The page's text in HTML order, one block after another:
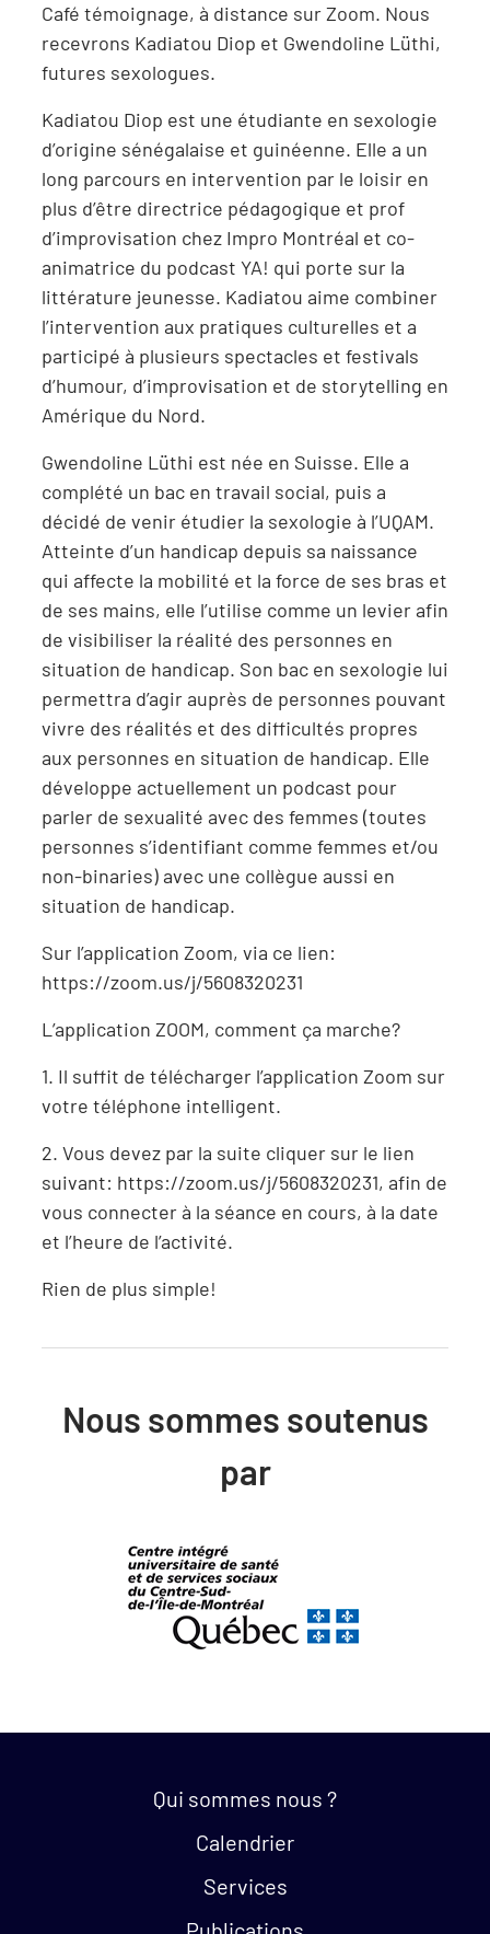
Café témoignage, à distance sur Zoom. Nous
recevrons Kadiatou Diop et Gwendoline Lüthi,
futures sexologues.
Kadiatou Diop est une étudiante en sexologie
d’origine sénégalaise et guinéenne. Elle a un
long parcours en intervention par le loisir en
plus d’être directrice pédagogique et prof
d’improvisation chez Impro Montréal et co-
animatrice du podcast YA! qui porte sur la
littérature jeunesse. Kadiatou aime combiner
l’intervention aux pratiques culturelles et a
participé à plusieurs spectacles et festivals
d’humour, d’improvisation et de storytelling en
Amérique du Nord.
Gwendoline Lüthi est née en Suisse. Elle a
complété un bac en travail social, puis a
décidé de venir étudier la sexologie à l’UQAM.
Atteinte d’un handicap depuis sa naissance
qui affecte la mobilité et la force de ses bras et
de ses mains, elle l’utilise comme un levier afin
de visibiliser la réalité des personnes en
situation de handicap. Son bac en sexologie lui
permettra d’agir auprès de personnes pouvant
vivre des réalités et des difficultés propres
aux personnes en situation de handicap. Elle
développe actuellement un podcast pour
parler de sexualité avec des femmes (toutes
personnes s’identifiant comme femmes et/ou
non-binaries) avec une collègue aussi en
situation de handicap.
Sur l’application Zoom, via ce lien:
https://zoom.us/j/5608320231
L’application ZOOM, comment ça marche?
1. Il suffit de télécharger l’application Zoom sur
votre téléphone intelligent.
2. Vous devez par la suite cliquer sur le lien
suivant: https://zoom.us/j/5608320231, afin de
vous connecter à la séance en cours, à la date
et l’heure de l’activité.
Rien de plus simple!
Nous sommes soutenus
par
Quick links:
Qui sommes nous ?
Calendrier
Services